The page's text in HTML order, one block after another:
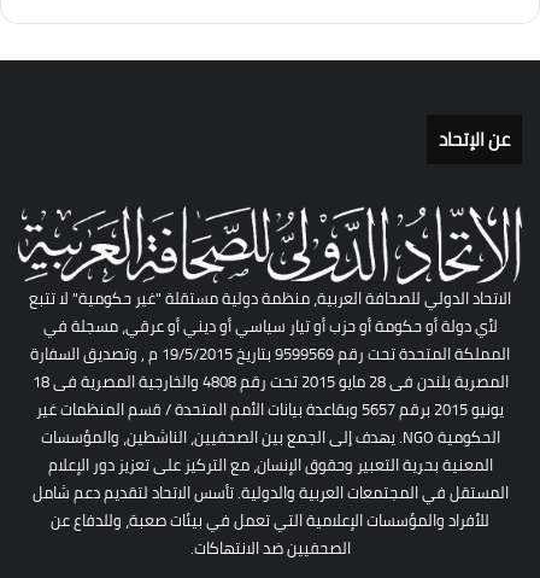
عن الإتحاد
الاتحاد الدولي للصحافة العربية، منظمة دولية مستقلة "غير حكومية" لا تتبع
لأي دولة أو حكومة أو حزب أو تيار سياسي أو ديني أو عرقي، مسجلة في
المملكة المتحدة تحت رقم 9599569 بتاريخ 19/5/2015 م , وتصديق السفارة
المصرية بلندن فى 28 مايو 2015 تحت رقم 4808 والخارجية المصرية فى 18
يونيو 2015 برقم 5657 وبقاعدة بيانات الأمم المتحدة / قسم المنظمات غير
الحكومية NGO. يهدف إلى الجمع بين الصحفيين، الناشطين، والمؤسسات
المعنية بحرية التعبير وحقوق الإنسان، مع التركيز على تعزيز دور الإعلام
المستقل في المجتمعات العربية والدولية. تأسس الاتحاد لتقديم دعم شامل
للأفراد والمؤسسات الإعلامية التي تعمل في بيئات صعبة، وللدفاع عن
الصحفيين ضد الانتهاكات.